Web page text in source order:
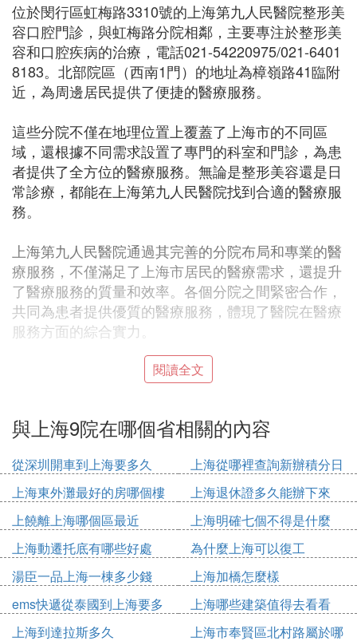
位於閔行區虹梅路3310號的上海第九人民醫院整形美
容口腔門診，與虹梅路分院相鄰，主要專注於整形美
容和口腔疾病的治療，電話021-54220975/021-6401
8183。北部院區（西南1門）的地址為樟嶺路41臨附
近，為周邊居民提供了便捷的醫療服務。
這些分院不僅在地理位置上覆蓋了上海市的不同區
域，還根據不同需求設置了專門的科室和門診，為患
者提供了全方位的醫療服務。無論是整形美容還是日
常診療，都能在上海第九人民醫院找到合適的醫療服
務。
上海第九人民醫院通過其完善的分院布局和專業的醫
療服務，不僅滿足了上海市居民的醫療需求，還提升
了醫療服務的質量和效率。各個分院之間緊密合作，
共同為患者提供優質的醫療服務，體現了醫院在醫療
服務方面的綜合實力。
② 上海第九人民醫院地址
上海市黃浦區製造局路639號。
解釋：
上海第九人民醫院是一家位於上海市的大型綜合性醫
院。其詳細地址是上海市黃浦區製造局路639號。以
下是關於該醫院地址的
1.醫院所在區域：上海第九人民醫院位於上海市黃浦
區，這是醫院的主要地理位置標識。
2.具體地址詳情：該醫院的詳細地址是製造局路639
號，這是一個具體的街道地址，可以幫助人們通過地
閱讀全文
與上海9院在哪個省相關的內容
從深圳開車到上海要多久
上海從哪裡查詢新辦積分日
期
上海東外灘最好的房哪個樓
上海退休證多久能辦下來
上饒離上海哪個區最近
上海明確七個不得是什麼
上海動遷托底有哪些好處
為什麼上海可以復工
湯臣一品上海一棟多少錢
上海加橋怎麼樣
ems快遞從泰國到上海要多
久
上海哪些建築值得去看看
上海到達拉斯多久
上海市奉賢區北村路屬於哪